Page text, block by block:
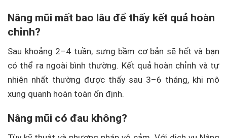
Nâng mũi mất bao lâu để thấy kết quả hoàn
chỉnh?
Sau khoảng 2–4 tuần, sưng bầm cơ bản sẽ hết và bạn
có thể ra ngoài bình thường. Kết quả hoàn chỉnh và tự
nhiên nhất thường được thấy sau 3–6 tháng, khi mô
xung quanh hoàn toàn ổn định.
Nâng mũi có đau không?